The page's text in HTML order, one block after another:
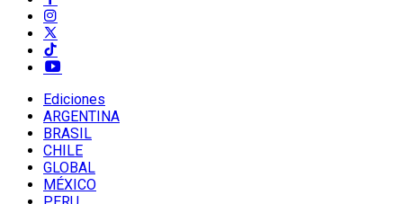
Ediciones
ARGENTINA
BRASIL
CHILE
GLOBAL
MÉXICO